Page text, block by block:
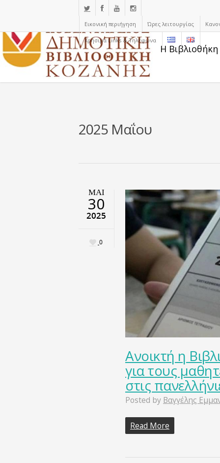
Εικονική περιήγηση Ώρες λειτουργίας
Χρήσιμα Links & Τηλέφωνα
Η
2025 Μαΐου
ΜΑΙ
30
2025
0
Ανοικτή η
για τους
στις
Posted by Βαγγέλης
Read More